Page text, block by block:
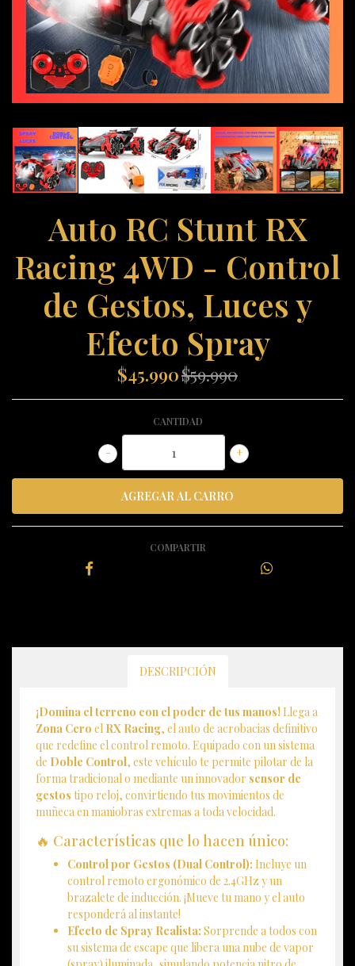
Auto RC Stunt RX
Racing 4WD - Control
de Gestos, Luces y
Efecto Spray
$45.990$59.990
CANTIDAD
+
-
COMPARTIR
DESCRIPCIÓN
¡Domina el terreno con el poder de tus manos! Llega a
Zona Cero el RX Racing, el auto de acrobacias definitivo
que redefine el control remoto. Equipado con un sistema
de Doble Control, este vehículo te permite pilotar de la
forma tradicional o mediante un innovador sensor de
gestos tipo reloj, convirtiendo tus movimientos de
muñeca en maniobras extremas a toda velocidad.
🔥 Características que lo hacen único:
Control por Gestos (Dual Control): Incluye un
control remoto ergonómico de 2.4GHz y un
brazalete de inducción. ¡Mueve tu mano y el auto
responderá al instante!
Efecto de Spray Realista: Sorprende a todos con
su sistema de escape que libera una nube de vapor